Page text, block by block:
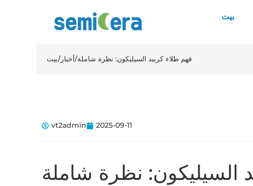
بيت
بيت/أخبار/فهم طلاء كربيد السيليكون: نظرة شاملة
vt2admin 2025-09-11
السيليكون: نظرة شاملة